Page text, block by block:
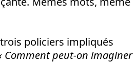
policiers impliqués
Comment peut-on imaginer